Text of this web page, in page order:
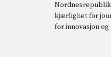
kjærlighet for
for innovasjon og